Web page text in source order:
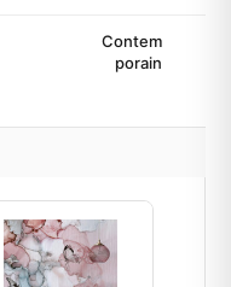
Contem
porain